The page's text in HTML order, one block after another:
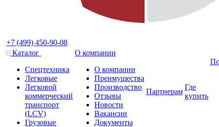
+7 (499) 450-90-08
Каталог
Спецтехника
Легковые
Легковой
коммерческий
транспорт
(LCV)
Грузовые
О компании
О компании
Преимущества
Производство
Отзывы
Новости
Вакансии
Документы
Партнерам
Где
купить